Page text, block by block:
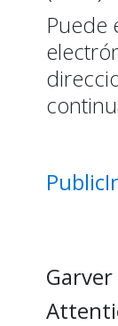
Puede
Garver